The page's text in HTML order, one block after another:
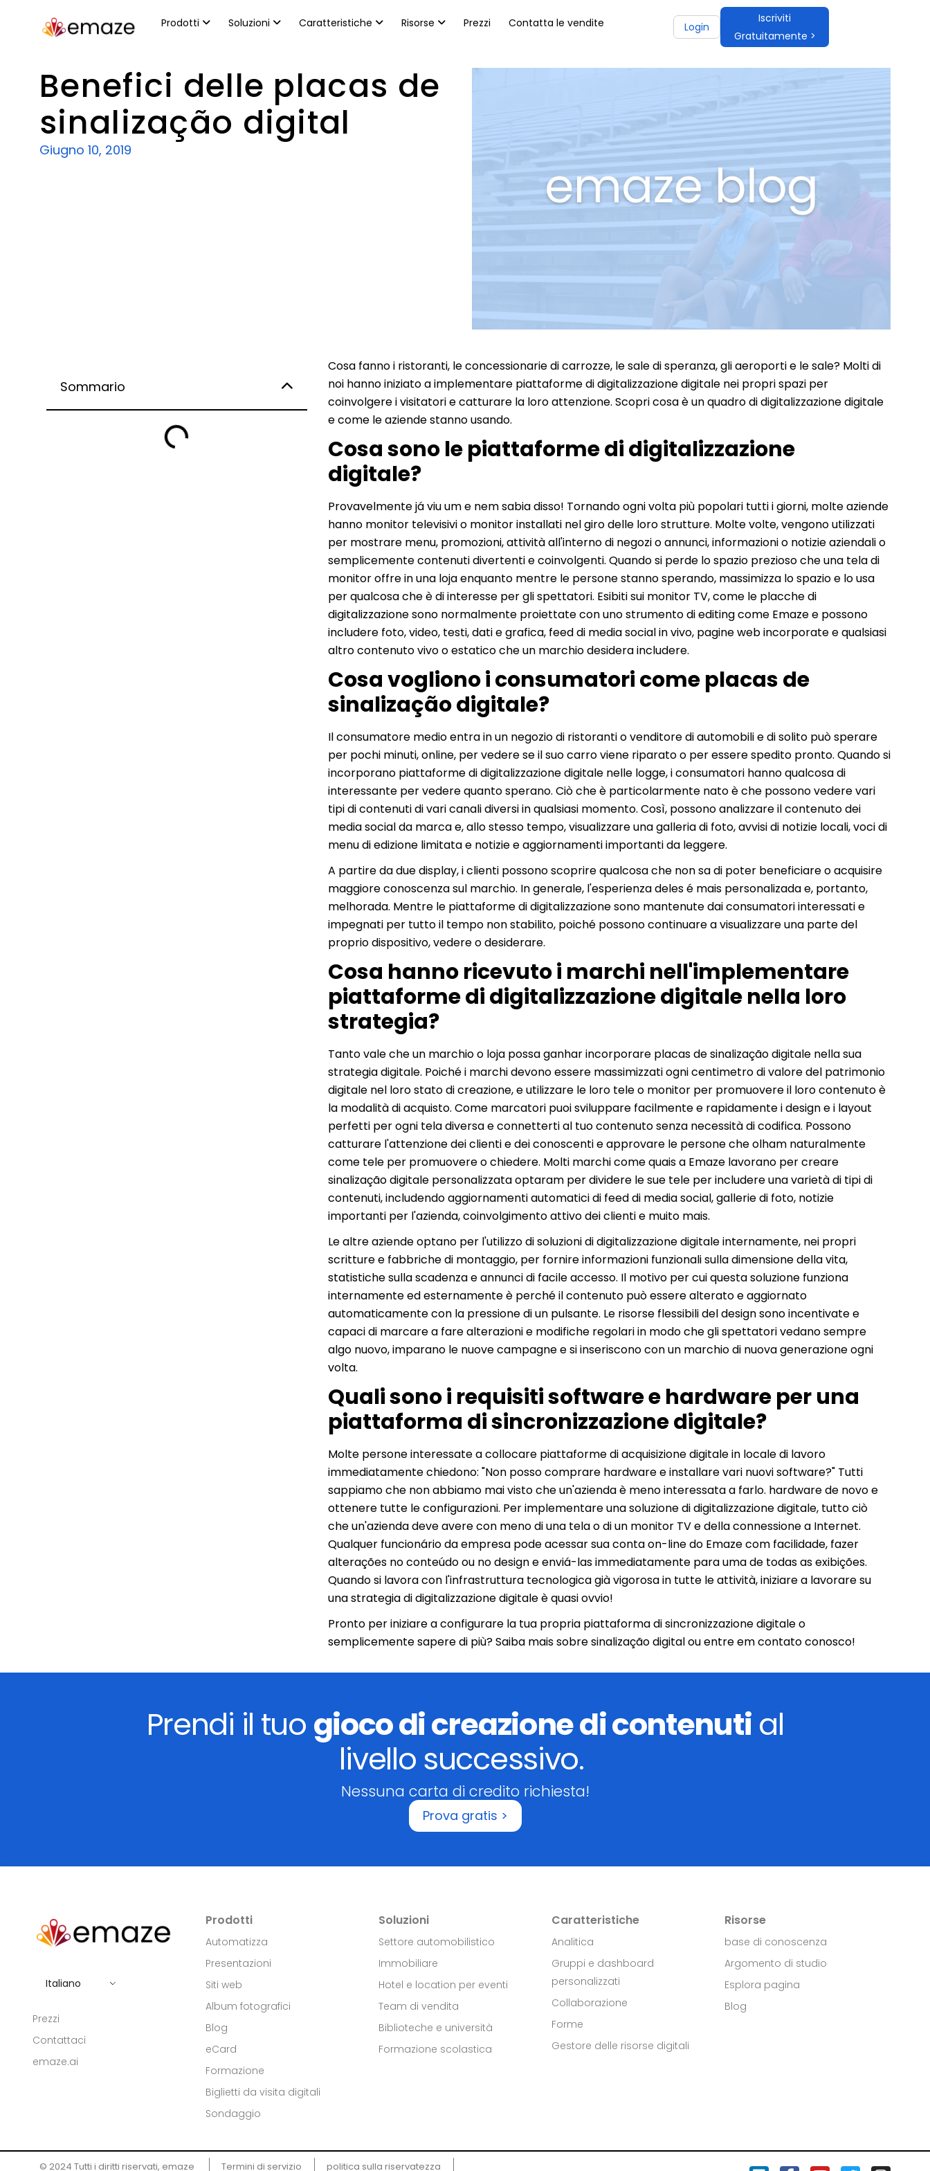
Prodotti Soluzioni Caratteristiche Risorse Prezzi Contatta le vendite Login
Iscriviti
Gratuitamente >
Benefici delle placas de
sinalização digital
Giugno 10, 2019
Sommario
Cosa fanno i ristoranti, le concessionarie di carrozze, le sale di speranza, gli aeroporti e le sale? Molti di
noi hanno iniziato a implementare piattaforme di digitalizzazione digitale nei propri spazi per
coinvolgere i visitatori e catturare la loro attenzione. Scopri cosa è un quadro di digitalizzazione digitale
e come le aziende stanno usando.
Cosa sono le piattaforme di digitalizzazione
digitale?
Provavelmente já viu um e nem sabia disso! Tornando ogni volta più popolari tutti i giorni, molte aziende
hanno monitor televisivi o monitor installati nel giro delle loro strutture. Molte volte, vengono utilizzati
per mostrare menu, promozioni, attività all'interno di negozi o annunci, informazioni o notizie aziendali o
semplicemente contenuti divertenti e coinvolgenti. Quando si perde lo spazio prezioso che una tela di
monitor offre in una loja enquanto mentre le persone stanno sperando, massimizza lo spazio e lo usa
per qualcosa che è di interesse per gli spettatori. Esibiti sui monitor TV, come le placche di
digitalizzazione sono normalmente proiettate con uno strumento di editing come Emaze e possono
includere foto, video, testi, dati e grafica, feed di media social in vivo, pagine web incorporate e qualsiasi
altro contenuto vivo o estatico che un marchio desidera includere.
Cosa vogliono i consumatori come placas de
sinalização digitale?
Il consumatore medio entra in un negozio di ristoranti o venditore di automobili e di solito può sperare
per pochi minuti, online, per vedere se il suo carro viene riparato o per essere spedito pronto. Quando si
incorporano piattaforme di digitalizzazione digitale nelle logge, i consumatori hanno qualcosa di
interessante per vedere quanto sperano. Ciò che è particolarmente nato è che possono vedere vari
tipi di contenuti di vari canali diversi in qualsiasi momento. Così, possono analizzare il contenuto dei
media social da marca e, allo stesso tempo, visualizzare una galleria di foto, avvisi di notizie locali, voci di
menu di edizione limitata e notizie e aggiornamenti importanti da leggere.
A partire da due display, i clienti possono scoprire qualcosa che non sa di poter beneficiare o acquisire
maggiore conoscenza sul marchio. In generale, l'esperienza deles é mais personalizada e, portanto,
melhorada. Mentre le piattaforme di digitalizzazione sono mantenute dai consumatori interessati e
impegnati per tutto il tempo non stabilito, poiché possono continuare a visualizzare una parte del
proprio dispositivo, vedere o desiderare.
Cosa hanno ricevuto i marchi nell'implementare
piattaforme di digitalizzazione digitale nella loro
strategia?
Tanto vale che un marchio o loja possa ganhar incorporare placas de sinalização digitale nella sua
strategia digitale. Poiché i marchi devono essere massimizzati ogni centimetro di valore del patrimonio
digitale nel loro stato di creazione, e utilizzare le loro tele o monitor per promuovere il loro contenuto è
la modalità di acquisto. Come marcatori puoi sviluppare facilmente e rapidamente i design e i layout
perfetti per ogni tela diversa e connetterti al tuo contenuto senza necessità di codifica. Possono
catturare l'attenzione dei clienti e dei conoscenti e approvare le persone che olham naturalmente
come tele per promuovere o chiedere. Molti marchi come quais a Emaze lavorano per creare
sinalização digitale personalizzata optaram per dividere le sue tele per includere una varietà di tipi di
contenuti, includendo aggiornamenti automatici di feed di media social, gallerie di foto, notizie
importanti per l'azienda, coinvolgimento attivo dei clienti e muito mais.
Le altre aziende optano per l'utilizzo di soluzioni di digitalizzazione digitale internamente, nei propri
scritture e fabbriche di montaggio, per fornire informazioni funzionali sulla dimensione della vita,
statistiche sulla scadenza e annunci di facile accesso. Il motivo per cui questa soluzione funziona
internamente ed esternamente è perché il contenuto può essere alterato e aggiornato
automaticamente con la pressione di un pulsante. Le risorse flessibili del design sono incentivate e
capaci di marcare a fare alterazioni e modifiche regolari in modo che gli spettatori vedano sempre
algo nuovo, imparano le nuove campagne e si inseriscono con un marchio di nuova generazione ogni
volta.
Quali sono i requisiti software e hardware per una
piattaforma di sincronizzazione digitale?
Molte persone interessate a collocare piattaforme di acquisizione digitale in locale di lavoro
immediatamente chiedono: "Non posso comprare hardware e installare vari nuovi software?" Tutti
sappiamo che non abbiamo mai visto che un'azienda è meno interessata a farlo. hardware de novo e
ottenere tutte le configurazioni. Per implementare una soluzione di digitalizzazione digitale, tutto ciò
che un'azienda deve avere con meno di una tela o di un monitor TV e della connessione a Internet.
Qualquer funcionário da empresa pode acessar sua conta on-line do Emaze com facilidade, fazer
alterações no conteúdo ou no design e enviá-las immediatamente para uma de todas as exibições.
Quando si lavora con l'infrastruttura tecnologica già vigorosa in tutte le attività, iniziare a lavorare su
una strategia di digitalizzazione digitale è quasi ovvio!
Pronto per iniziare a configurare la tua propria piattaforma di sincronizzazione digitale o
semplicemente sapere di più? Saiba mais sobre sinalização digital ou entre em contato conosco!
Prendi il tuo gioco di creazione di contenuti al
livello successivo.
Nessuna carta di credito richiesta!
Prova gratis >
Italiano
Prezzi
Contattaci
emaze.ai
Prodotti
Automatizza
Presentazioni
Siti web
Album fotografici
Blog
eCard
Formazione
Biglietti da visita digitali
Sondaggio
Soluzioni
Settore automobilistico
Immobiliare
Hotel e location per eventi
Team di vendita
Biblioteche e università
Formazione scolastica
Caratteristiche
Analitica
Gruppi e dashboard
personalizzati
Collaborazione
Forme
Gestore delle risorse digitali
Risorse
base di conoscenza
Argomento di studio
Esplora pagina
Blog
© 2024 Tutti i diritti riservati, emaze ​ Termini di servizio politica sulla riservatezza